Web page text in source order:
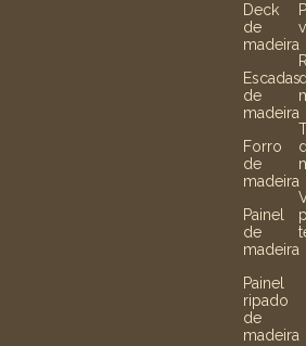
Deck
de
madeira
Escadas
de
madeira
Forro
de
madeira
Painel
de
madeira
Painel
ripado
de
madeira